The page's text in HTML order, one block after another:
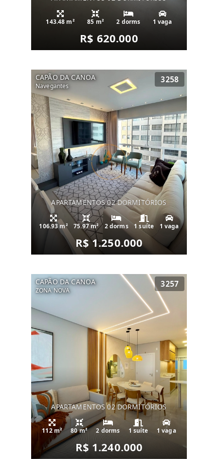
143.48 m² 85 m² 2 dorms 1 vaga
R$ 620.000
CAPÃO DA CANOA
Navegantes
3258
APARTAMENTOS 02 DORMITÓRIOS
106.93 m² 75.97 m² 2 dorms 1 suíte 1 vaga
R$ 1.250.000
CAPÃO DA CANOA
ZONA NOVA
3257
APARTAMENTOS 02 DORMITÓRIOS
112 m² 80 m² 2 dorms 1 suíte 1 vaga
R$ 1.240.000